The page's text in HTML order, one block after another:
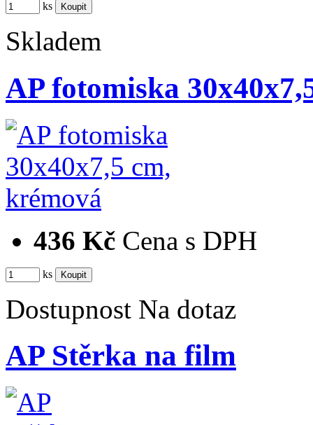
ks
Skladem
AP fotomiska
436 Kč Cena s DPH
ks
Dostupnost Na dotaz
AP Stěrka na film